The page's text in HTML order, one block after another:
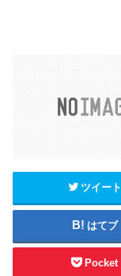
ツイート
はてブ
Pocket